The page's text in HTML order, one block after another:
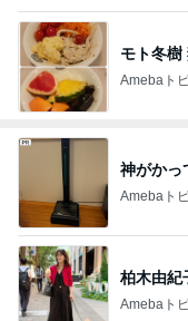
モト冬樹
Amebaト
神がかっ
Amebaト
柏木由紀
Amebaト